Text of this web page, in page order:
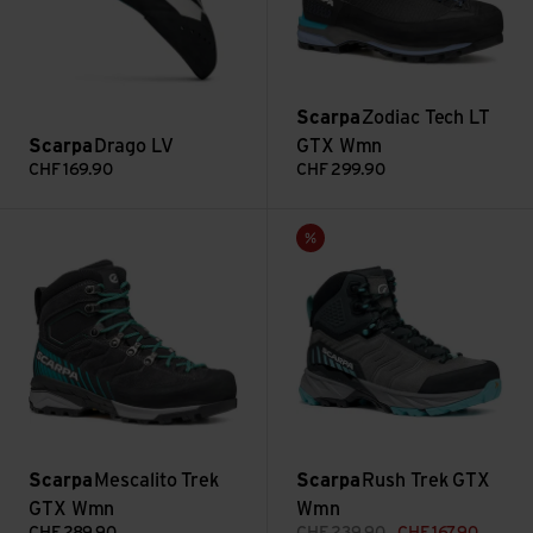
Scarpa Drago LV
CHF 169.90
ScarpaZodiac Tech LT
GTX Wmn
CHF 299.90
Scarpa Mescalito Trek
GTX Wmn
Sale
Scarpa Rush Trek GTX
Wmn
Rush Trek GTX Wmn ansehen